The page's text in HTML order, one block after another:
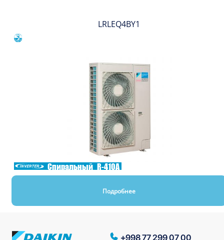
LRLEQ4BY1
Спиральный R-410A
Подробнее
+998 77 299 07 00